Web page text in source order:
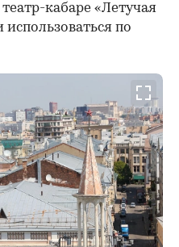
кабаре «Летучая
по